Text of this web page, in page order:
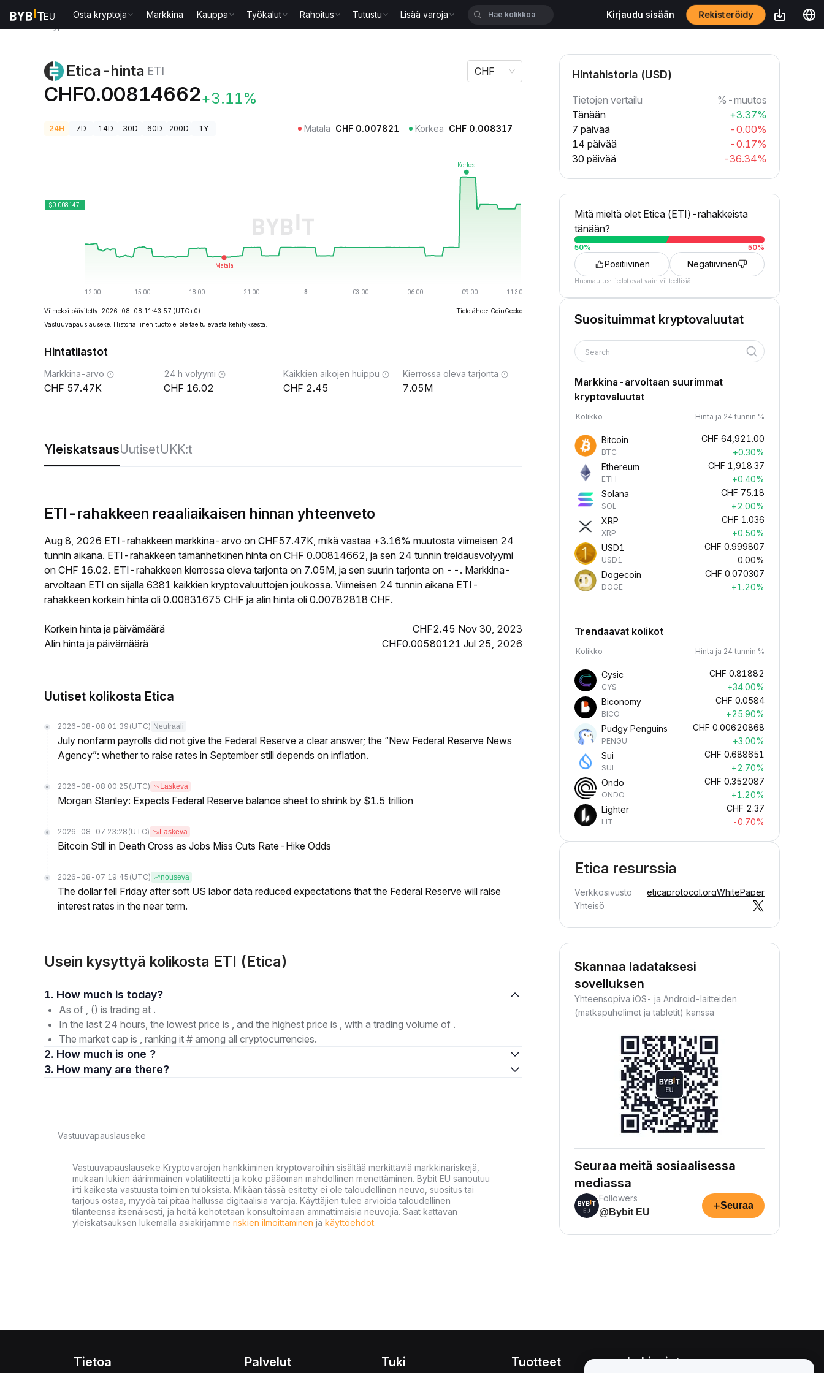
Osta kryptoja Markkina Kauppa Työkalut Rahoitus Tutustu Lisää varoja Kirjaudu sisään Rekisteröidy
Etica-hinta ETI
CHF0.00814662+3.11%
CHF
24H 7D 14D 30D 60D 200D 1Y Matala CHF 0.007821 Korkea CHF 0.008317
Viimeksi päivitetty: 2026-08-08 11:43:57 (UTC+0)
Tietolähde: CoinGecko
Vastuuvapauslauseke: Historiallinen tuotto ei ole tae tulevasta kehityksestä.
Hintatilastot
Markkina-arvo
57.47K
24 h volyymi
16.02
Kaikkien aikojen huippu
2.45
Kierrossa oleva tarjonta
7.05M
YleiskatsausUutisetUKK:t
ETI-rahakkeen reaaliaikaisen hinnan yhteenveto
Aug 8, 2026 ETI-rahakkeen markkina-arvo on CHF57.47K, mikä vastaa +3.16% muutosta viimeisen 24
tunnin aikana. ETI-rahakkeen tämänhetkinen hinta on CHF 0.00814662, ja sen 24 tunnin treidausvolyymi
on CHF 16.02. ETI-rahakkeen kierrossa oleva tarjonta on 7.05M, ja sen suurin tarjonta on --. Markkina-
arvoltaan ETI on sijalla 6381 kaikkien kryptovaluuttojen joukossa. Viimeisen 24 tunnin aikana ETI-
rahakkeen korkein hinta oli 0.00831675 CHF ja alin hinta oli 0.00782818 CHF.
Korkein hinta ja päivämäärä
CHF2.45 Nov 30, 2023
Alin hinta ja päivämäärä
CHF0.00580121 Jul 25, 2026
Uutiset kolikosta Etica
2026-08-08 01:39 (UTC) Neutraali
July nonfarm payrolls did not give the Federal Reserve a clear answer; the “New Federal Reserve News
Agency”: whether to raise rates in September still depends on inflation.
2026-08-08 00:25 (UTC) Laskeva
Morgan Stanley: Expects Federal Reserve balance sheet to shrink by $1.5 trillion
2026-08-07 23:28 (UTC) Laskeva
Bitcoin Still in Death Cross as Jobs Miss Cuts Rate-Hike Odds
2026-08-07 19:45 (UTC) nouseva
The dollar fell Friday after soft US labor data reduced expectations that the Federal Reserve will raise
interest rates in the near term.
Usein kysyttyä kolikosta ETI (Etica)
1. How much is today?
As of , () is trading at .
In the last 24 hours, the lowest price is , and the highest price is , with a trading volume of .
The market cap is , ranking it # among all cryptocurrencies.
2. How much is one ?
3. How many are there?
Vastuuvapauslauseke
Vastuuvapauslauseke Kryptovarojen hankkiminen kryptovaroihin sisältää merkittäviä markkinariskejä,
mukaan lukien äärimmäinen volatiliteetti ja koko pääoman mahdollinen menettäminen. Bybit EU sanoutuu
irti kaikesta vastuusta toimien tuloksista. Mikään tässä esitetty ei ole taloudellinen neuvo, suositus tai
tarjous ostaa, myydä tai pitää hallussa digitaalisia varoja. Käyttäjien tulee arvioida taloudellinen
tilanteensa itsenäisesti, ja heitä kehotetaan konsultoimaan ammattimaisia neuvojia. Saat kattavan
yleiskatsauksen lukemalla asiakirjamme riskien ilmoittaminen ja käyttöehdot.
Hintahistoria (USD)
Tietojen vertailu
%-muutos
Tänään
+3.37%
7 päivää
-0.00%
14 päivää
-0.17%
30 päivää
-36.34%
Mitä mieltä olet Etica (ETI)-rahakkeista
tänään?
50% 50%
Positiivinen Negatiivinen
Huomautus: tiedot ovat vain viitteellisiä.
Suosituimmat kryptovaluutat
Search
Markkina-arvoltaan suurimmat
kryptovaluutat
Kolikko Hinta ja 24 tunnin %
Bitcoin
BTC
CHF 64,921.00
+0.30%
Ethereum
ETH
CHF 1,918.37
+0.40%
Solana
SOL
CHF 75.18
+2.00%
XRP
XRP
CHF 1.036
+0.50%
USD1
USD1
CHF 0.999807
0.00%
Dogecoin
DOGE
CHF 0.070307
+1.20%
Trendaavat kolikot
Kolikko Hinta ja 24 tunnin %
Cysic
CYS
CHF 0.81882
+34.00%
Biconomy
BICO
CHF 0.0584
+25.90%
Pudgy Penguins
PENGU
CHF 0.00620868
+3.00%
Sui
SUI
CHF 0.688651
+2.70%
Ondo
ONDO
CHF 0.352087
+1.20%
Lighter
LIT
CHF 2.37
-0.70%
Etica resurssia
Verkkosivusto eticaprotocol.orgWhitePaper
Yhteisö
Skannaa ladataksesi
sovelluksen
Yhteensopiva iOS- ja Android-laitteiden
(matkapuhelimet ja tabletit) kanssa
Seuraa meitä sosiaalisessa
mediassa
Followers
@Bybit EU
+Seuraa
Tietoa Palvelut Tuki Tuotteet Lakiasiat